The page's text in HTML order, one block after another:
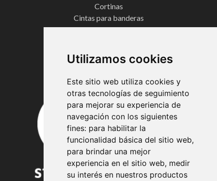
Utilizamos cookies
Este sitio web utiliza cookies y
otras tecnologías de seguimiento
para mejorar su experiencia de
navegación con los siguientes
fines: para habilitar la
funcionalidad básica del sitio web,
para brindar una mejor
experiencia en el sitio web, medir
su interés en nuestros productos
Cortinas
Cintas para banderas
Cintas técnicas
Cintas Onda Perfecta